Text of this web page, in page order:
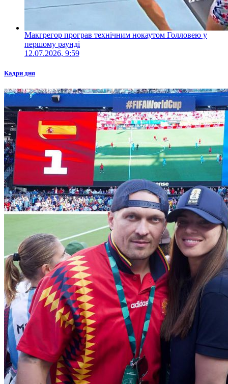
Макгрегор програв технічним нокаутом Голловею у
першому раунді
12.07.2026, 9:59
Кадри дня